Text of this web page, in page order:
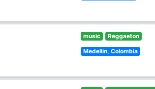
music Reggaeton
Medellin, Colombia